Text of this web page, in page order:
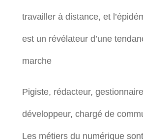
travailler à distance, et
est un révélateur d’une
marche
Pigiste, rédacteur,
développeur, chargé de
Les métiers du numérique